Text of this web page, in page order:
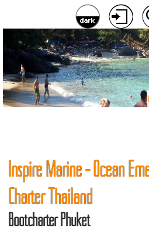
Inspire Marine - Ocean
Charter Thailand
Bootcharter Phuket